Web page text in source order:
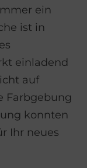
ein
ist in
einladend
auf
Farbgebung
konnten
Ihr neues